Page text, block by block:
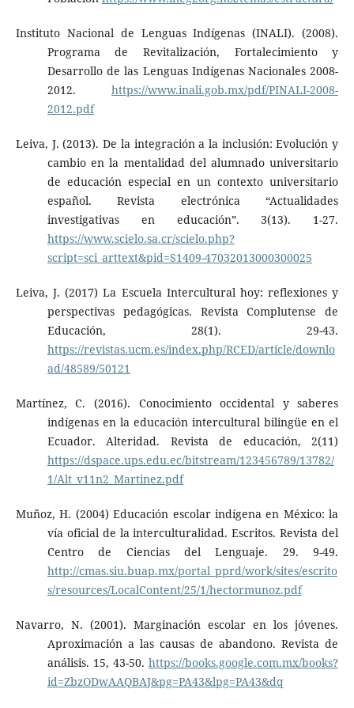
Instituto Nacional de Lenguas Indígenas (INALI). (2008).
Programa de Revitalización, Fortalecimiento y
Desarrollo de las Lenguas Indígenas Nacionales 2008-
2012.https://www.inali.gob.mx/pdf/PINALI-2008-
2012.pdf
Leiva, J. (2013). De la integración a la inclusión: Evolución y
cambio en la mentalidad del alumnado universitario
de educación especial en un contexto universitario
español. Revista electrónica “Actualidades
investigativas en educación”. 3(13). 1-27.
https://www.scielo.sa.cr/scielo.php?
script=sci_arttext&pid=S1409-47032013000300025
Leiva, J. (2017) La Escuela Intercultural hoy: reflexiones y
perspectivas pedagógicas. Revista Complutense de
Educación, 28(1). 29-43.
https://revistas.ucm.es/index.php/RCED/article/downlo
ad/48589/50121
Martínez, C. (2016). Conocimiento occidental y saberes
indígenas en la educación intercultural bilingüe en el
Ecuador. Alteridad. Revista de educación, 2(11)
https://dspace.ups.edu.ec/bitstream/123456789/13782/
1/Alt_v11n2_Martinez.pdf
Muñoz, H. (2004) Educación escolar indígena en México: la
vía oficial de la interculturalidad. Escritos. Revista del
Centro de Ciencias del Lenguaje. 29. 9-49.
http://cmas.siu.buap.mx/portal_pprd/work/sites/escrito
s/resources/LocalContent/25/1/hectormunoz.pdf
Navarro, N. (2001). Marginación escolar en los jóvenes.
Aproximación a las causas de abandono. Revista de
análisis. 15, 43-50.https://books.google.com.mx/books?
id=ZbzODwAAQBAJ&pg=PA43&lpg=PA43&dq